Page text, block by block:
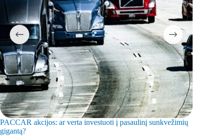
PACCAR akcijos: ar verta investuoti į pasaulinį sunkvežimių
gigantą?